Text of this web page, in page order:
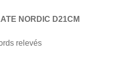
NORDIC D21CM
relevés